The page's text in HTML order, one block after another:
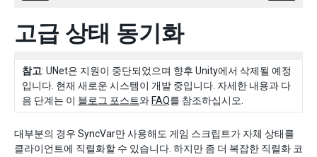
고급 상태 동기화
참고: UNet은 지원이 중단되었으며 향후 Unity에서 삭제될 예정
입니다. 현재 새로운 시스템이 개발 중입니다. 자세한 내용과 다
음 단계는 이 블로그 포스트와 FAQ를 참조하십시오.
대부분의 경우 SyncVar만 사용해도 게임 스크립트가 자체 상태를
클라이언트에 직렬화할 수 있습니다. 하지만 좀 더 복잡한 직렬화 코